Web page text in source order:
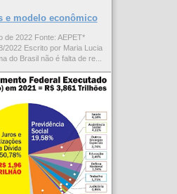
e modelo econômico
de 2022 Fonte: AEPET*
2022 Escrito por Maria Lucia
do Brasil não é falta de re...